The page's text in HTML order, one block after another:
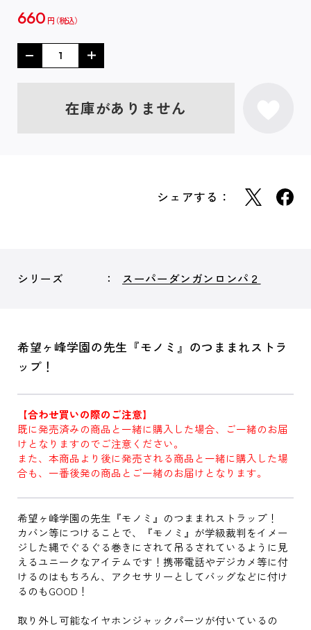
660 円
在庫がありません
シェアする：
シリーズ スーパーダンガンロンパ２
希望ヶ峰学園の先生『モノミ』のつままれストラ
ップ！
【合わせ買いの際のご注意】
既に発売済みの商品と一緒に購入した場合、ご一緒のお届
けとなりますのでご注意ください。
また、本商品より後に発売される商品と一緒に購入した場
合も、一番後発の商品とご一緒のお届けとなります。
希望ヶ峰学園の先生『モノミ』のつままれストラップ！
カバン等につけることで、『モノミ』が学級裁判をイメー
ジした縄でぐるぐる巻きにされて吊るされているように見
えるユニークなアイテムです！携帯電話やデジカメ等に付
けるのはもちろん、アクセサリーとしてバッグなどに付け
るのもGOOD！
取り外し可能なイヤホンジャックパーツが付いているの